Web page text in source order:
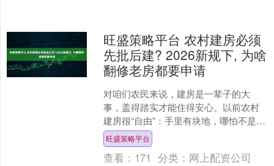
旺盛策略平台 农村建房必须
先批后建? 2026新规下, 为啥
翻修老房都要申请
对咱们农民来说，建房是一辈子的大
事，盖得踏实才能住得安心。以前农村
建房很“自由”：手里有块地，哪怕不是正
规宅基地，跟村干部打声招呼就能开
工，层高、面积全凭自己定....
旺盛策略平台
查看： 171 分类： 网上配资公司